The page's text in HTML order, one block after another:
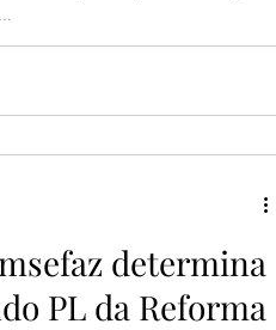
determina
PL da Reforma